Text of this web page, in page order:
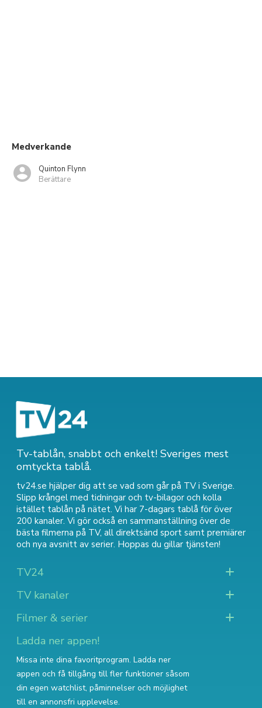
Medverkande
Quinton Flynn
Berättare
Tv-tablån, snabbt och enkelt! Sveriges mest
omtyckta tablå.
tv24.se hjälper dig att se vad som går på TV i Sverige.
Slipp krångel med tidningar och tv-bilagor och kolla
istället tablån på nätet. Vi har 7-dagars tablå för över
200 kanaler. Vi gör också en sammanställning över de
bästa filmerna på TV, all direktsänd sport samt premiärer
och nya avsnitt av serier. Hoppas du gillar tjänsten!
TV24
TV kanaler
Filmer & serier
Ladda ner appen!
Missa inte dina favoritprogram. Ladda ner
appen och få tillgång till fler funktioner såsom
din egen watchlist, påminnelser och möjlighet
till en annonsfri upplevelse.